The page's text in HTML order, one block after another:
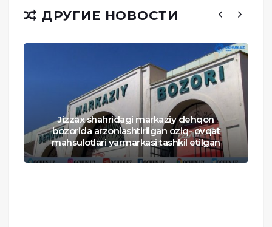
ДРУГИЕ НОВОСТИ
Jizzax shahridagi markaziy dehqon
bozorida arzonlashtirilgan oziq- ovqat
mahsulotlari yarmarkasi tashkil etilgan